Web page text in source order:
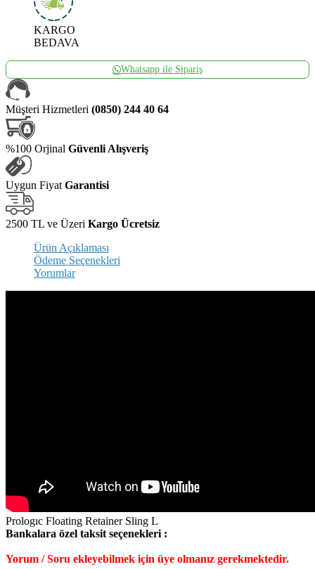
KARGO
BEDAVA
Whatsapp ile Sipariş
Müşteri Hizmetleri (0850) 244 40 64
%100 Orjinal Güvenli Alışveriş
Uygun Fiyat Garantisi
2500 TL ve Üzeri Kargo Ücretsiz
Ürün Açıklaması
Ödeme Seçenekleri
Yorumlar
Prologıc Floating Retainer Sling L
Bankalara özel taksit seçenekleri :
Yorum / Soru ekleyebilmek için üye olmanız gerekmektedir.